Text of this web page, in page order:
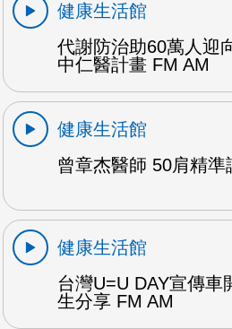
健康生活館
代謝防治助60萬人迎
中仁醫計畫 FM AM
健康生活館
曾章杰醫師 50肩精準
健康生活館
台灣U=U DAY宣傳車
生分享 FM AM